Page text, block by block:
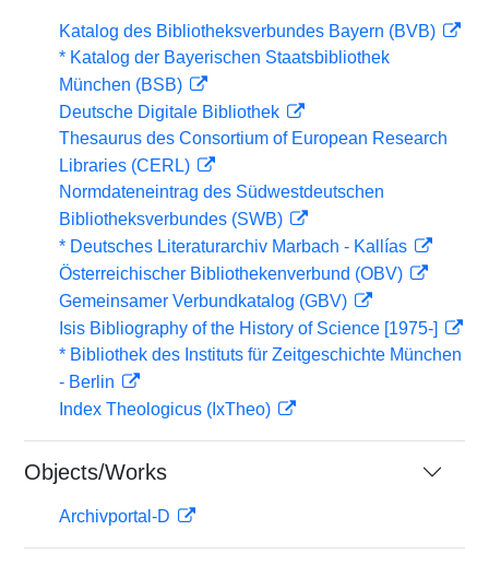
Katalog des Bibliotheksverbundes Bayern (BVB)
* Katalog der Bayerischen Staatsbibliothek
München (BSB)
Deutsche Digitale Bibliothek
Thesaurus des Consortium of European Research
Libraries (CERL)
Normdateneintrag des Südwestdeutschen
Bibliotheksverbundes (SWB)
* Deutsches Literaturarchiv Marbach - Kallías
Österreichischer Bibliothekenverbund (OBV)
Gemeinsamer Verbundkatalog (GBV)
Isis Bibliography of the History of Science [1975-]
* Bibliothek des Instituts für Zeitgeschichte München
- Berlin
Index Theologicus (IxTheo)
Objects/Works
Archivportal-D